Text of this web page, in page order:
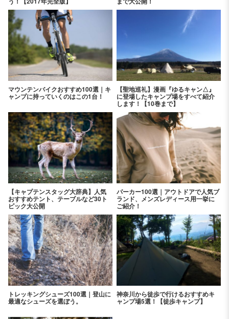
マウンテンバイクおすすめ100選｜キ
ャンプに持っていくのはこの1台！
【聖地巡礼】漫画『ゆるキャン△』
に登場したキャンプ場をすべて紹介
します！【10巻まで】
【キャプテンスタッグ大辞典】人気
おすすめテント、テーブルなど30ト
ピック大公開
パーカー100選｜アウトドアで人気ブ
ランド、メンズレディース用一挙に
ご紹介！
トレッキングシューズ100選｜登山に
最適なシューズを選ぼう。
神奈川から徒歩で行けるおすすめキ
ャンプ場5選！【徒歩キャンプ】